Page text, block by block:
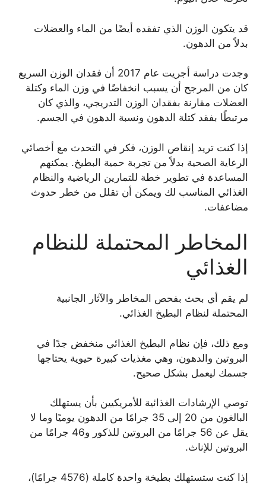
قد يتكون الوزن الذي تفقده أيضًا من الماء والعضلات
بدلاً من الدهون.
وجدت دراسة أجريت عام 2017 أن فقدان الوزن السريع
كان من المرجح أن يسبب انخفاضًا في وزن الماء وكتلة
العضلات مقارنة بفقدان الوزن التدريجي، والذي كان
مرتبطًا بفقد كتلة الدهون ونسبة الدهون في الجسم.
إذا كنت تريد إنقاص الوزن، فكر في التحدث مع أخصائي
الرعاية الصحية بدلاً من تجربة حمية البطيخ. يمكنهم
المساعدة في تطوير خطة للتمارين الرياضية والنظام
الغذائي المناسب لك ويمكن أن تقلل من خطر حدوث
مضاعفات.
المخاطر المحتملة للنظام
الغذائي
لم يقم أي بحث بفحص المخاطر والآثار الجانبية
المحتملة لنظام البطيخ الغذائي.
ومع ذلك، فإن نظام البطيخ الغذائي منخفض جدًا في
البروتين والدهون، وهي مغذيات كبيرة حيوية يحتاجها
جسمك ليعمل بشكل صحيح.
توصي الإرشادات الغذائية للأمريكيين بأن يستهلك
البالغون من 20 إلى 35 جرامًا من الدهون يوميًا وما لا
يقل عن 56 جرامًا من البروتين للذكور و46 جرامًا من
البروتين للإناث.
إذا كنت ستستهلك بطيخة واحدة كاملة (4576 جرامًا)،